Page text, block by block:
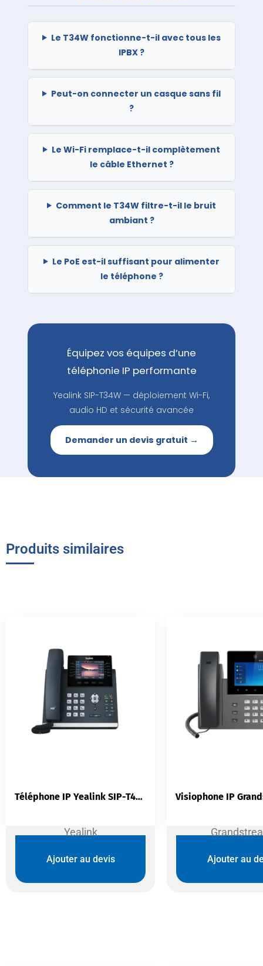
Le T34W fonctionne-t-il avec tous les
IPBX ?
Peut-on connecter un casque sans fil
?
Le Wi-Fi remplace-t-il complètement
le câble Ethernet ?
Comment le T34W filtre-t-il le bruit
ambiant ?
Le PoE est-il suffisant pour alimenter
le téléphone ?
Équipez vos équipes d’une
téléphonie IP performante
Yealink SIP-T34W — déploiement Wi-Fi,
audio HD et sécurité avancée
Demander un devis gratuit →
Produits similaires
Yealink
Téléphone IP Yealink SIP-T46U | 16 Comptes SIP Écran 4,3″ Double USB Gigabit
Ajouter au devis Ajouter au